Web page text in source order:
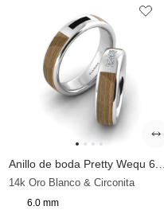
14k Oro Blanco & Circonita
6.0 mm